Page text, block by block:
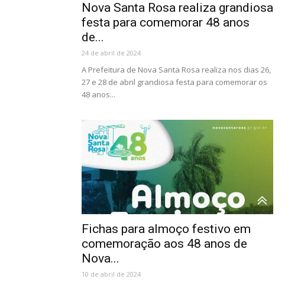
Nova Santa Rosa realiza grandiosa
festa para comemorar 48 anos
de...
24 de abril de 2024
A Prefeitura de Nova Santa Rosa realiza nos dias 26,
27 e 28 de abril grandiosa festa para comemorar os
48 anos...
Fichas para almoço festivo em
comemoração aos 48 anos de
Nova...
10 de abril de 2024